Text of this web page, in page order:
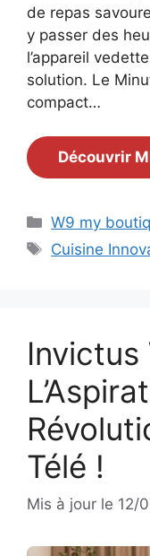
de repas
y passer des
l’appareil
solution. Le
compact…
Découvrir
Catégories
W9 my
Étiquettes
Cuisine
Invictus
Télé !
Mis à jour le 12/